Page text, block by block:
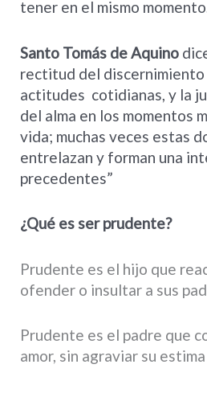
tener en el mismo
Santo Tomás de Aquino
rectitud del discernimiento
actitudes cotidianas, y la
del alma en los momentos
vida; muchas veces estas
entrelazan y forman una
precedentes”
¿Qué es ser prudente?
Prudente es el hijo que
ofender o insultar a sus
Prudente es el padre que
amor, sin agraviar su